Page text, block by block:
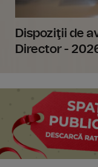
Dispoziţii de
Director -